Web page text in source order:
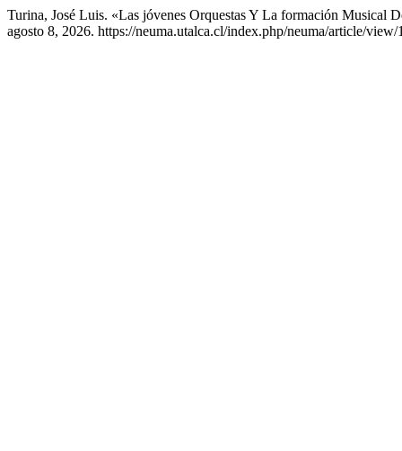
Turina, José Luis. «Las jóvenes Orquestas Y La formación Musical
agosto 8, 2026. https://neuma.utalca.cl/index.php/neuma/article/view/